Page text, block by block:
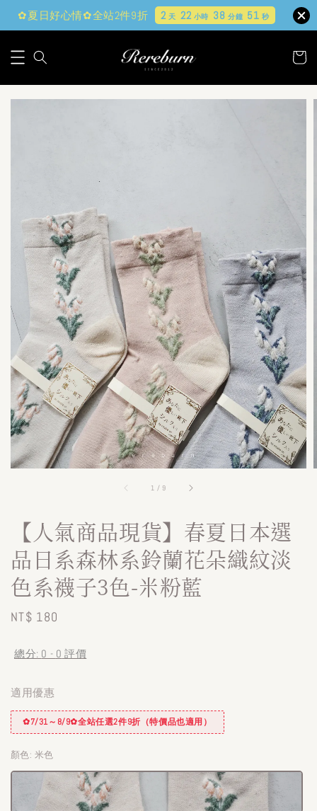
✿夏日好心情✿全站2件9折 2天 22 小時 38 分鐘 50 秒
1 / 9
【人氣商品現貨】春夏日本選
品日系森林系鈴蘭花朵織紋淡
色系襪子3色-米粉藍
Regular
NT$ 180
總分: 0 - 0 評價
適用優惠
✿7/31～8/9✿全站任選2件9折（特價品也適用）
顏色: 米色